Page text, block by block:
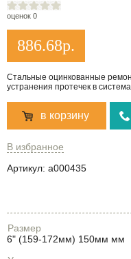
оценок 0
886.68р.
Стальные оцинкованные
устранения протечек в
в корзину
В избранное
Артикул: a000435
Размер
6" (159-172мм) 150мм мм